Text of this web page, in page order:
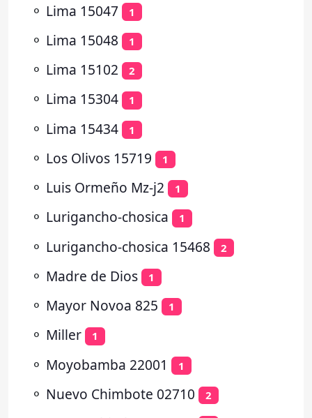
⚬ Lima 15047 1
⚬ Lima 15048 1
⚬ Lima 15102 2
⚬ Lima 15304 1
⚬ Lima 15434 1
⚬ Los Olivos 15719 1
⚬ Luis Ormeño Mz-j2 1
⚬ Lurigancho-chosica 1
⚬ Lurigancho-chosica 15468 2
⚬ Madre de Dios 1
⚬ Mayor Novoa 825 1
⚬ Miller 1
⚬ Moyobamba 22001 1
⚬ Nuevo Chimbote 02710 2